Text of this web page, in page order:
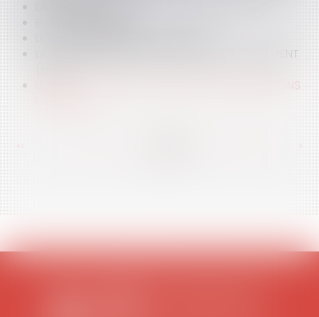
LA LOI ENGAGEMENT NATIONAL POUR LE LOGEMENT
LE DROIT D'ACCÈS DE L'USAGER AUX INFORMATIONS
<< >